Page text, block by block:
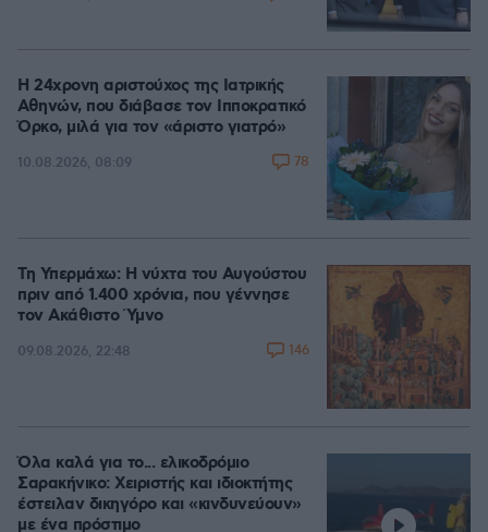
Η 24χρονη αριστούχος της Ιατρικής
Αθηνών, που διάβασε τον Ιπποκρατικό
Όρκο, μιλά για τον «άριστο γιατρό»
10.08.2026, 08:09 78
Τη Υπερμάχω: Η νύχτα του Αυγούστου
πριν από 1.400 χρόνια, που γέννησε
τον Ακάθιστο Ύμνο
09.08.2026, 22:48 146
Όλα καλά για το... ελικοδρόμιο
Σαρακήνικο: Χειριστής και ιδιοκτήτης
έστειλαν δικηγόρο και «κινδυνεύουν»
με ένα πρόστιμο